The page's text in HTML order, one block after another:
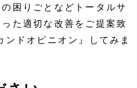
困りごとなどトータルサ
た適切な改善をご提案致
ドオピニオン』してみま